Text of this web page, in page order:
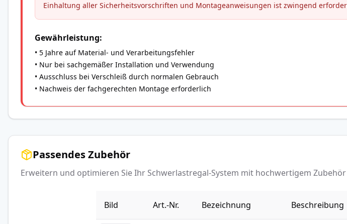
Einhaltung aller Sicherheitsvorschriften und Montageanweisungen ist zwingend
Gewährleistung:
• 5 Jahre auf Material- und Verarbeitungsfehler
• Nur bei sachgemäßer Installation und Verwendung
• Ausschluss bei Verschleiß durch normalen Gebrauch
• Nachweis der fachgerechten Montage erforderlich
Passendes Zubehör
Erweitern und optimieren Sie Ihr Schwerlastregal-System mit hochwertigem Zubehör
Bild Art.-Nr. Bezeichnung Beschreibung